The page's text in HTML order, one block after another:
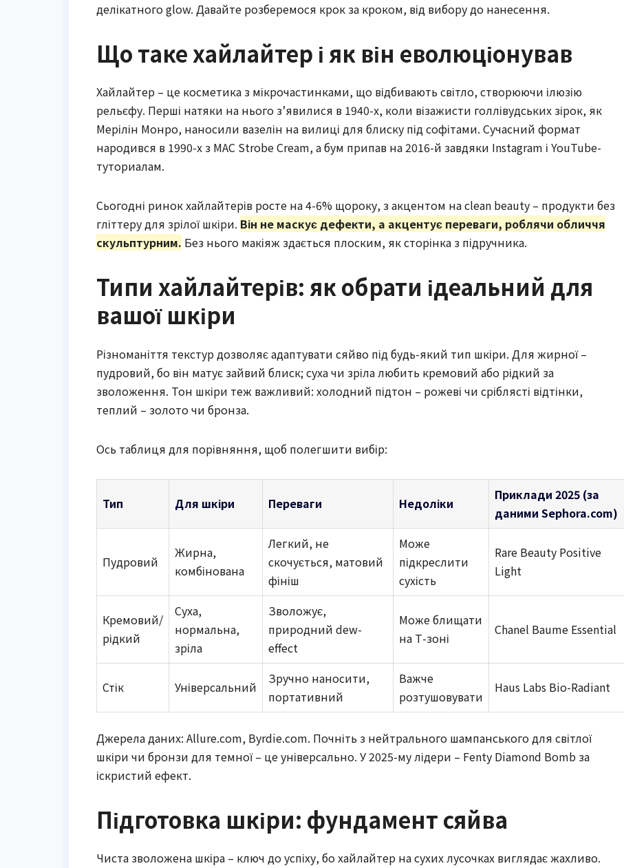
делікатного glow. Давайте розберемося крок за кроком, від вибору до нанесення.
Що таке хайлайтер і як він еволюціонував
Хайлайтер – це косметика з мікрочастинками, що відбивають світло, створюючи ілюзію
рельєфу. Перші натяки на нього з’явилися в 1940-х, коли візажисти голлівудських зірок, як
Мерілін Монро, наносили вазелін на вилиці для блиску під софітами. Сучасний формат
народився в 1990-х з MAC Strobe Cream, а бум припав на 2016-й завдяки Instagram і YouTube-
туториалам.
Сьогодні ринок хайлайтерів росте на 4-6% щороку, з акцентом на clean beauty – продукти без
гліттеру для зрілої шкіри. Він не маскує дефекти, а акцентує переваги, роблячи обличчя
скульптурним. Без нього макіяж здається плоским, як сторінка з підручника.
Типи хайлайтерів: як обрати ідеальний для
вашої шкіри
Різноманіття текстур дозволяє адаптувати сяйво під будь-який тип шкіри. Для жирної –
пудровий, бо він матує зайвий блиск; суха чи зріла любить кремовий або рідкий за
зволоження. Тон шкіри теж важливий: холодний підтон – рожеві чи сріблясті відтінки,
теплий – золото чи бронза.
Ось таблиця для порівняння, щоб полегшити вибір:
Тип Для шкіри Переваги Недоліки
Приклади 2025 (за
даними Sephora.com)
Пудровий
Жирна,
комбінована
Легкий, не
скочується, матовий
фініш
Може
підкреслити
сухість
Rare Beauty Positive
Light
Кремовий/
рідкий
Суха,
нормальна,
зріла
Зволожує,
природний dew-
effect
Може блищати
на Т-зоні
Chanel Baume Essential
Стік Універсальний
Зручно наносити,
портативний
Важче
розтушовувати
Haus Labs Bio-Radiant
Джерела даних: Allure.com, Byrdie.com. Почніть з нейтрального шампанського для світлої
шкіри чи бронзи для темної – це універсально. У 2025-му лідери – Fenty Diamond Bomb за
іскристий ефект.
Підготовка шкіри: фундамент сяйва
Чиста зволожена шкіра – ключ до успіху, бо хайлайтер на сухих лусочках виглядає жахливо.